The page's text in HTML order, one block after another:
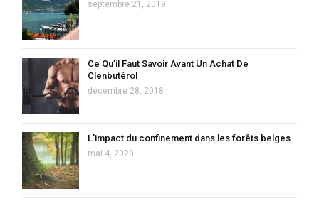
septembre 21, 2019
Ce Qu’il Faut Savoir Avant Un Achat De
Clenbutérol
décembre 28, 2018
L’impact du confinement dans les forêts belges
mai 4, 2020